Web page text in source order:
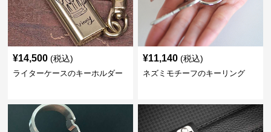
¥14,500 (税込)
ライターケースのキーホルダー
¥11,140 (税込)
ネズミモチーフのキーリング